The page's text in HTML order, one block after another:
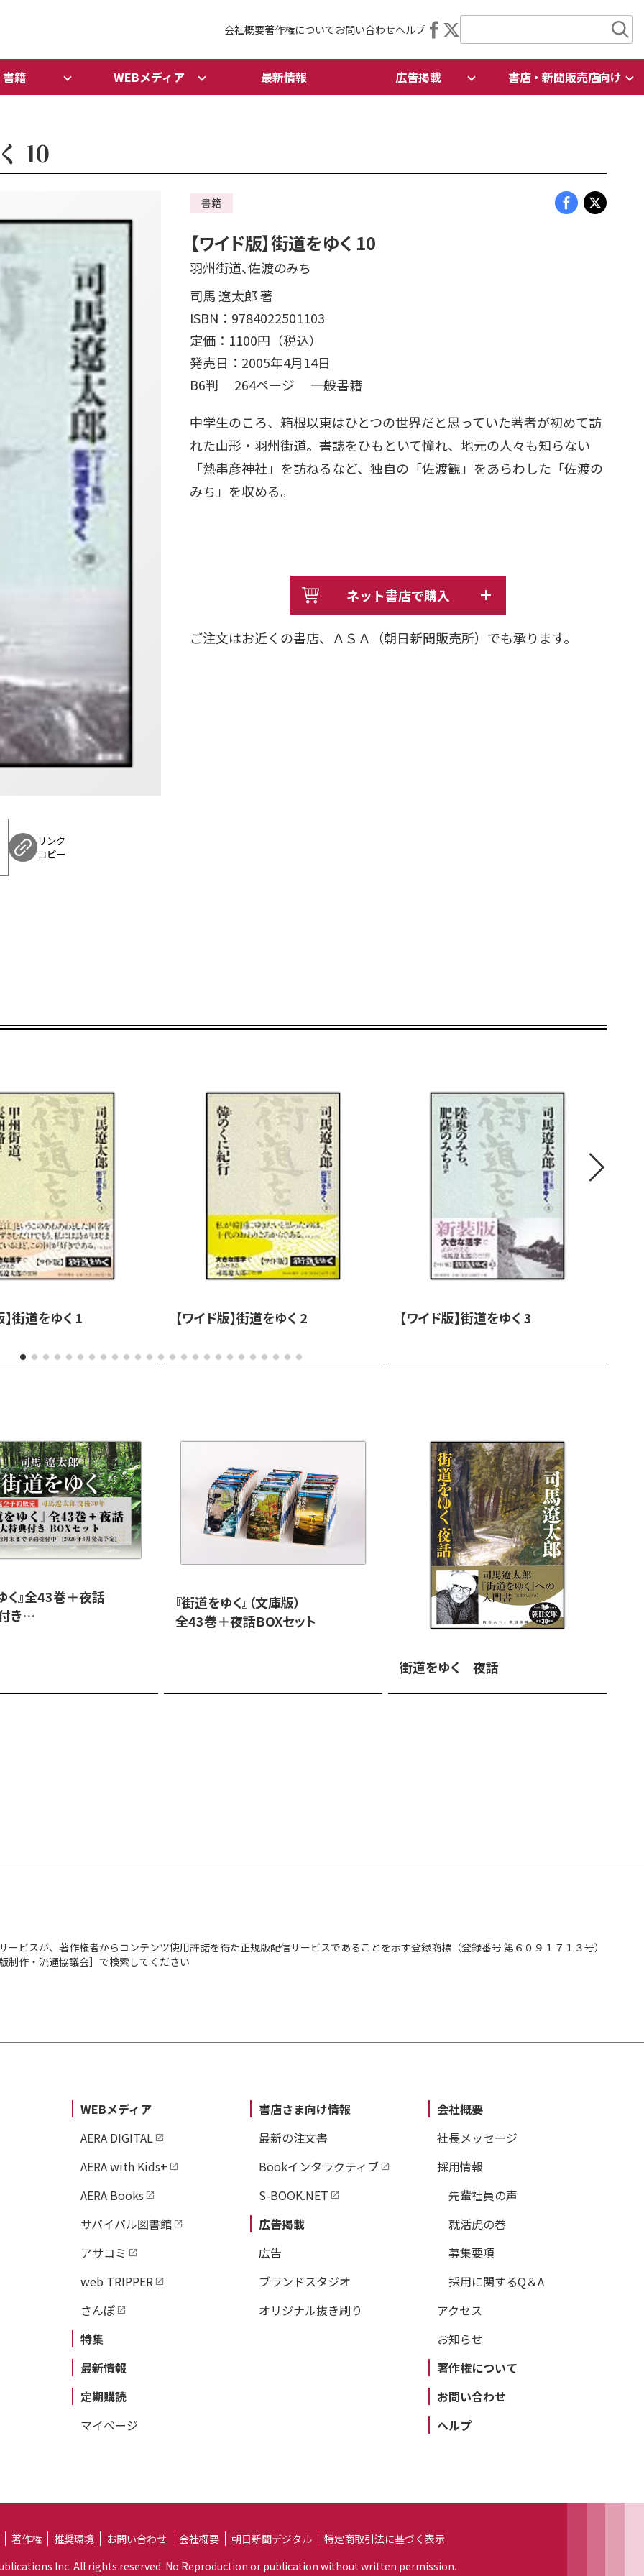
会社概要著作権について お問い合わせヘルプ
書籍 WEBメディア 最新情報 広告掲載 書店・新聞販売店向け
10
リンク
コピー
書籍
【ワイド版】街道をゆく 10
羽州街道、佐渡のみち
司馬 遼太郎 著
ISBN：9784022501103
定価：1100円（税込）
発売日：2005年4月14日
B6判 264ページ 一般書籍
中学生のころ、箱根以東はひとつの世界だと思っていた著者が初めて訪
れた山形・羽州街道。書誌をひもといて憧れ、地元の人々も知らない
「熱串彦神社」を訪ねるなど、独自の「佐渡観」をあらわした「佐渡の
みち」を収める。
ネット書店で購入
ご注文はお近くの書店、ＡＳＡ（朝日新聞販売所）でも承ります。
】街道をゆく 1 【ワイド版】街道をゆく 2 【ワイド版】街道をゆく 3
く』全43巻＋夜話
き
『街道をゆく』（文庫版）
全43巻＋夜話BOXセット
街道をゆく 夜話
ビスが、著作権者からコンテンツ使用許諾を得た正規版配信サービスであることを示す登録商標（登録番号 第６０９１７１３号）
制作・流通協議会］で検索してください
WEBメディア
AERA DIGITAL
AERA with Kids+
AERA Books
サバイバル図書館
アサコミ
web TRIPPER
さんぽ
特集
最新情報
定期購読
マイページ
書店さま向け情報
最新の注文書
Bookインタラクティブ
S-BOOK.NET
広告掲載
広告
ブランドスタジオ
オリジナル抜き刷り
会社概要
社長メッセージ
採用情報
先輩社員の声
就活虎の巻
募集要項
採用に関するQ＆A
アクセス
お知らせ
著作権について
お問い合わせ
ヘルプ
著作権 推奨環境 お問い合わせ 会社概要 朝日新聞デジタル
特定商取引法に基づく表示
Inc. All rights reserved. No Reproduction or publication without written permission.